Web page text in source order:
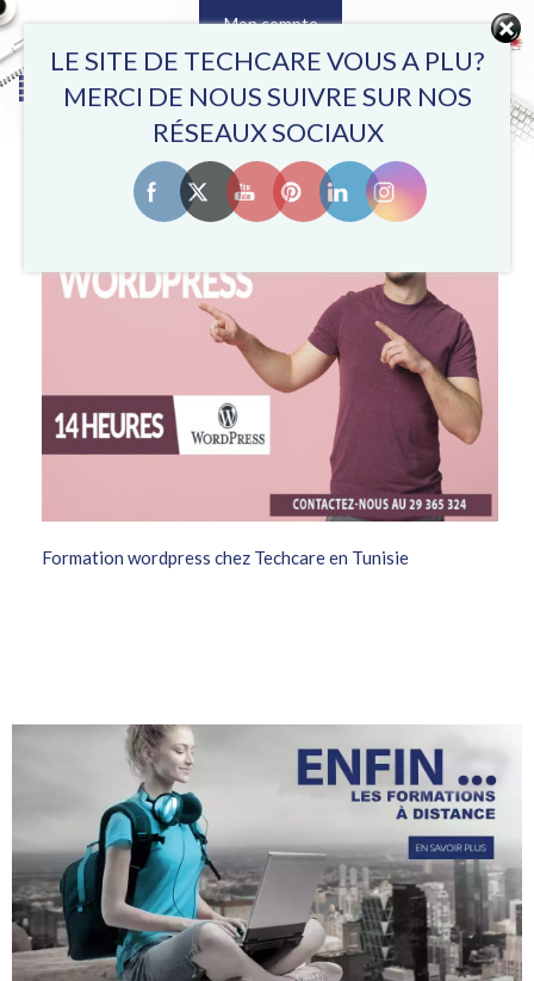
Mon compte
Formation wordpress chez Techcare en Tunisie
LE SITE DE TECHCARE VOUS A PLU?
MERCI DE NOUS SUIVRE SUR NOS
RÉSEAUX SOCIAUX